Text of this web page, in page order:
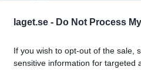
laget.se - Do Not Process
If you wish to opt-out of the sale,
sensitive information for targeted